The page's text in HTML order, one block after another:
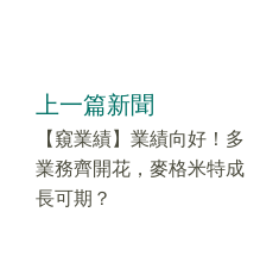
上一篇新聞
【窺業績】業績向好！多
業務齊開花，麥格米特成
長可期？